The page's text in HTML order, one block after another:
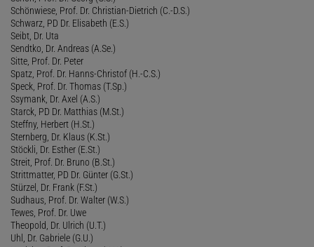
Schönwiese, Prof. Dr. Christian-Dietrich (C.-D.S.)
Schwarz, PD Dr. Elisabeth (E.S.)
Seibt, Dr. Uta
Sendtko, Dr. Andreas (A.Se.)
Sitte, Prof. Dr. Peter
Spatz, Prof. Dr. Hanns-Christof (H.-C.S.)
Speck, Prof. Dr. Thomas (T.Sp.)
Ssymank, Dr. Axel (A.S.)
Starck, PD Dr. Matthias (M.St.)
Steffny, Herbert (H.St.)
Sternberg, Dr. Klaus (K.St.)
Stöckli, Dr. Esther (E.St.)
Streit, Prof. Dr. Bruno (B.St.)
Strittmatter, PD Dr. Günter (G.St.)
Stürzel, Dr. Frank (F.St.)
Sudhaus, Prof. Dr. Walter (W.S.)
Tewes, Prof. Dr. Uwe
Theopold, Dr. Ulrich (U.T.)
Uhl, Dr. Gabriele (G.U.)